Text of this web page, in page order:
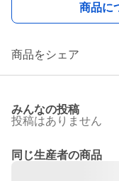
商品に
商品をシェア
みんなの投稿
投稿はありません
同じ生産者の商品